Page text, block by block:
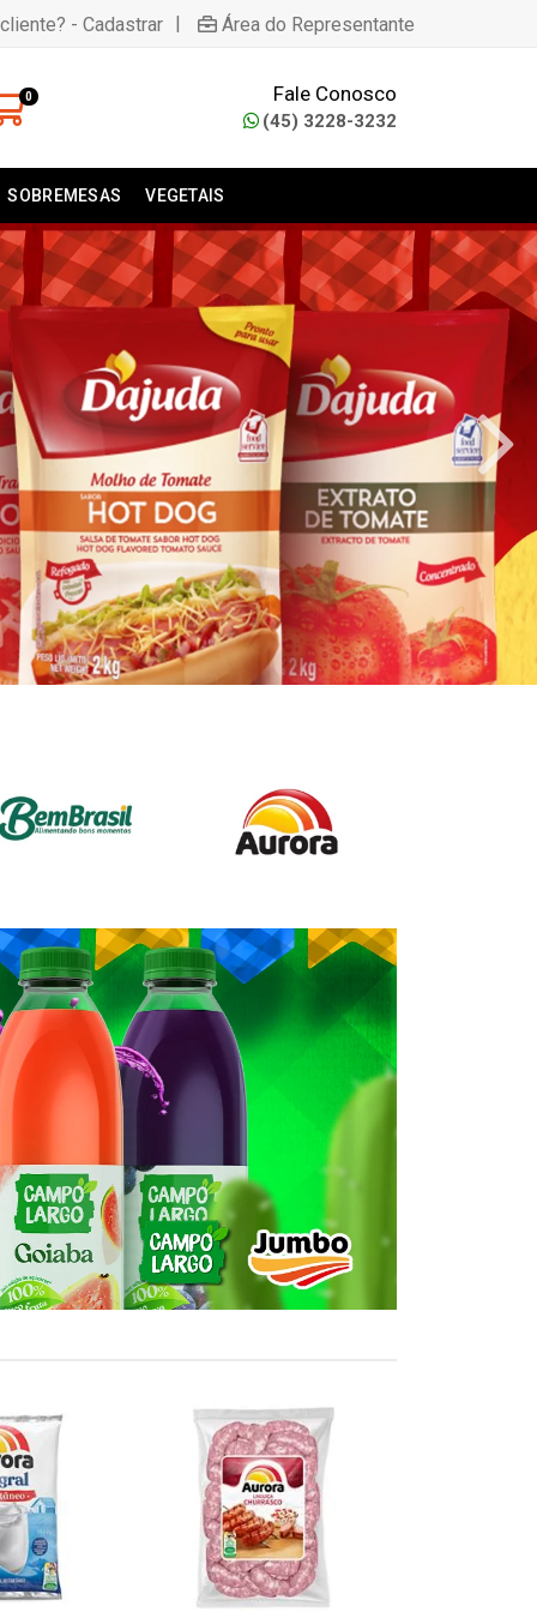
- Cadastrar | Área do Representante
0 Fale Conosco
(45) 3228-3232
SOBREMESAS VEGETAIS